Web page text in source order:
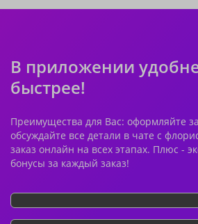
В приложении
быстрее!
Преимущества для Вас: оформляйте
обсуждайте все детали в чате с
заказ онлайн на всех этапах. Плюс -
бонусы за каждый заказ!